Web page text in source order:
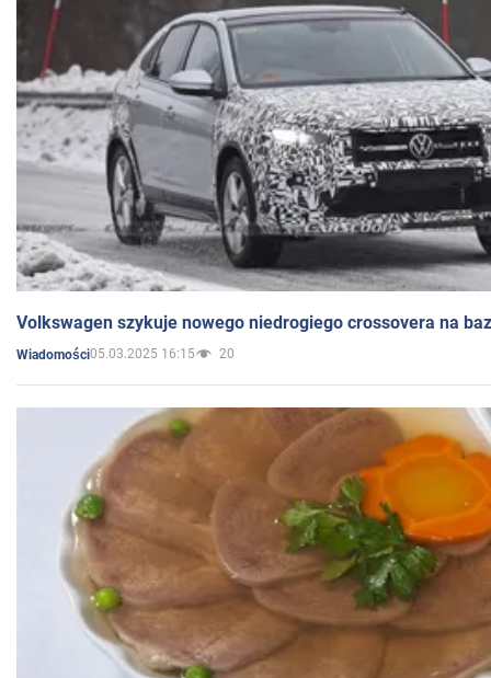
Volkswagen szykuje nowego niedrogiego crossovera na
Wiadomości05.03.2025 16:15 20